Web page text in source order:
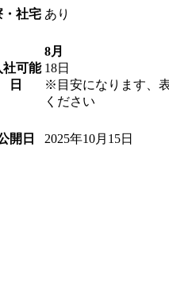
・社宅 あり
社可能
日
8月
18日
※目安になります、
ください
開日 2025年10月15日